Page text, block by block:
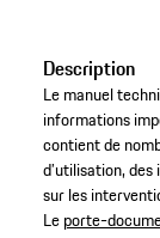
Description
Le manuel
informations
contient de
d’utilisation,
sur les
Leporte-